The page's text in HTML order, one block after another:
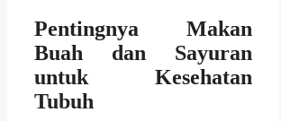
Pentingnya Makan
Buah dan Sayuran
untuk Kesehatan
Tubuh